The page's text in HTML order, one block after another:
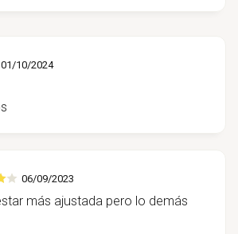
01/10/2024
06/09/2023
más ajustada pero lo demás